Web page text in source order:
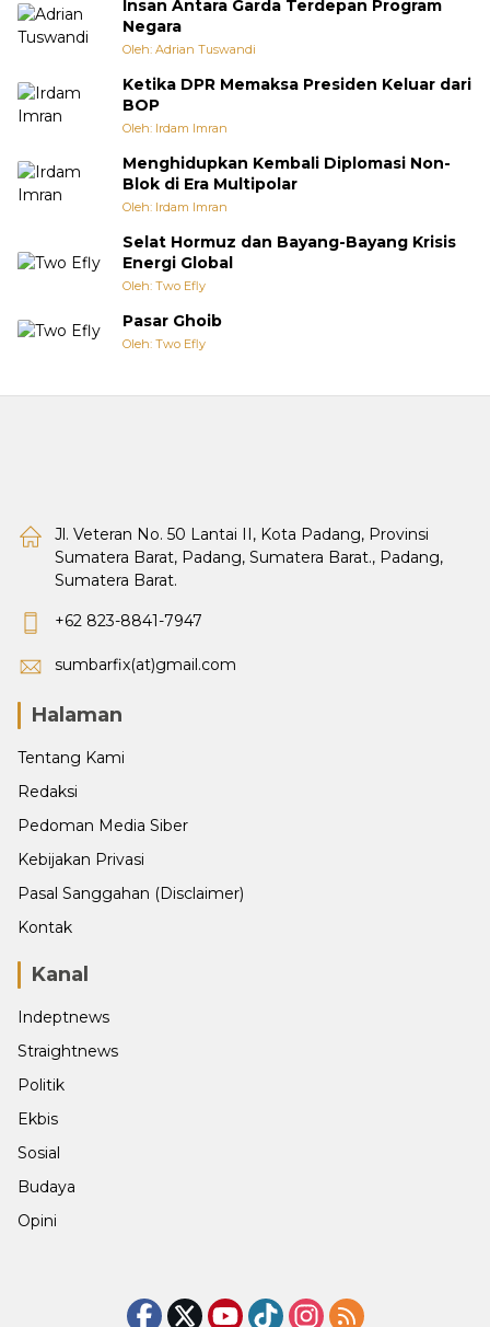
Insan Antara Garda Terdepan Program
Negara
Oleh: Adrian Tuswandi
Ketika DPR Memaksa Presiden Keluar dari
BOP
Oleh: Irdam Imran
Menghidupkan Kembali Diplomasi Non-
Blok di Era Multipolar
Oleh: Irdam Imran
Selat Hormuz dan Bayang-Bayang Krisis
Energi Global
Oleh: Two Efly
Pasar Ghoib
Oleh: Two Efly
Jl. Veteran No. 50 Lantai II, Kota Padang, Provinsi
Sumatera Barat, Padang, Sumatera Barat., Padang,
Sumatera Barat.
+62 823-8841-7947
sumbarfix(at)gmail.com
Halaman
Tentang Kami
Redaksi
Pedoman Media Siber
Kebijakan Privasi
Pasal Sanggahan (Disclaimer)
Kontak
Kanal
Indeptnews
Straightnews
Politik
Ekbis
Sosial
Budaya
Opini